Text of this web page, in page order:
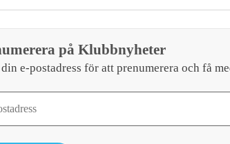
på Klubbnyheter
e-postadress för att prenumerera och få